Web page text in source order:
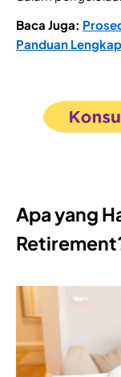
Baca Juga:
Panduan Lengkap
Apa yang